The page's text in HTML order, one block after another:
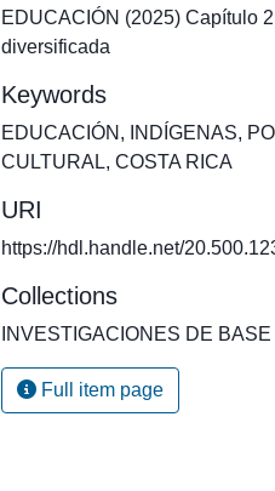
EDUCACIÓN (2025) Capítulo
diversificada
Keywords
EDUCACIÓN , INDÍGENAS,
CULTURAL, COSTA RICA
URI
https://hdl.handle.net/
Collections
INVESTIGACIONES DE BASE
Full item page